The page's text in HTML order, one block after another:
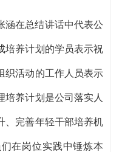
涵在总结讲话中代表公
培养计划的学员表示祝
织活动的工作人员表示
培养计划是公司落实人
、完善年轻干部培养机
在岗位实践中锤炼本